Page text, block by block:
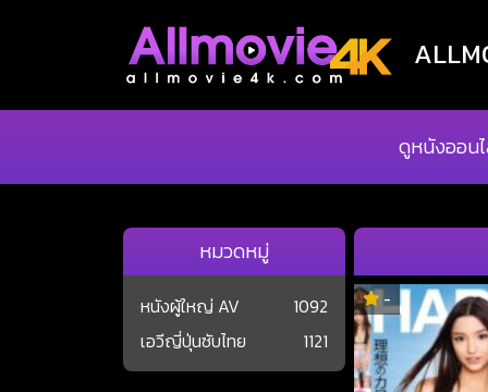
ดูหนังออน
หมวดหมู่
หนังผู้ใหญ่ AV
1092
เอวีญี่ปุ่นซับไทย
1121
-